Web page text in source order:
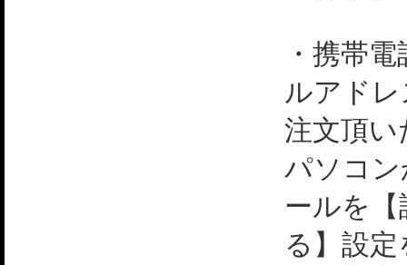
・携帯
ルアド
注文頂い
パソコ
ールを【
る】設